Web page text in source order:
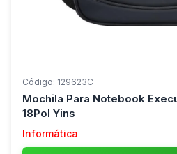
Código: 129623C
Mochila Para Notebook
18Pol Yins
Informática